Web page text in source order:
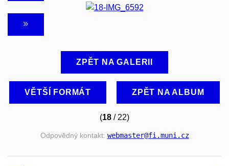
ZPĚT NA GALERII
VĚTŠÍ FORMÁT ZPĚT NA ALBUM
(18 / 22)
Odpovědný kontakt: webmaster@fi.muni.cz